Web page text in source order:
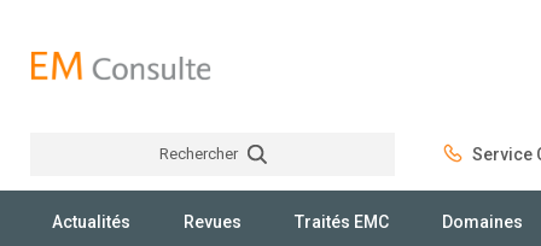
Rechercher Service
Actualités Revues Traités EMC Domaines